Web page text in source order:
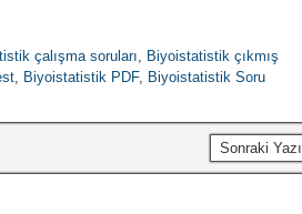
çalışma soruları, Biyoistatistik çıkmış
, Biyoistatistik PDF, Biyoistatistik Soru
Sonraki Yazı